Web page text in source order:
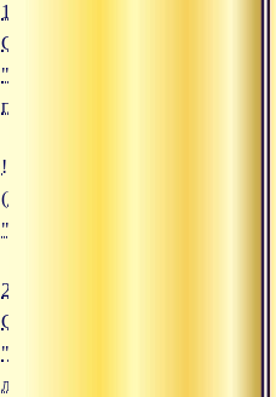
13.12.2019
Сатсанг
"Процесс
перерождения"
![25.11.2019 Сатсанг
(https://www.advayta.org/upload/
"25.11.2019 Сатсанг
25.11.2019
Сатсанг
"Божественная
любовь"